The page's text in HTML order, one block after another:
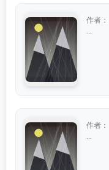
作者：
作者：